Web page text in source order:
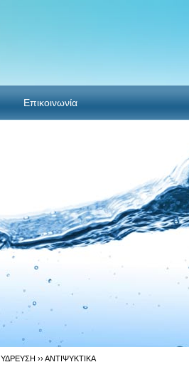
Επικοινωνία
ΥΔΡΕΥΣΗ ››ΑΝΤΙΨΥΚΤΙΚΑ